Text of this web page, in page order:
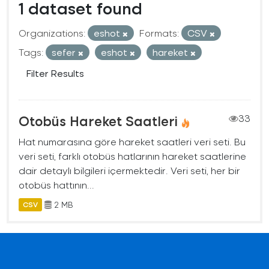
1 dataset found
Organizations: eshot Formats:
CSV
Tags:
sefer eshot
hareket
Filter Results
Otobüs Hareket Saatleri
33
Hat numarasına göre hareket saatleri veri seti. Bu
veri seti, farklı otobüs hatlarının hareket saatlerine
dair detaylı bilgileri içermektedir. Veri seti, her bir
otobüs hattının...
CSV 2 MB